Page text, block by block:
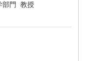
部門 教授